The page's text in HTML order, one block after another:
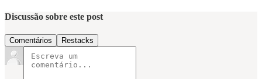
Discussão sobre este post
Comentários Restacks